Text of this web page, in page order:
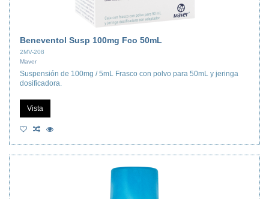
Beneventol Susp 100mg Fco 50mL
2MV-208
Maver
Suspensión de 100mg / 5mL Frasco con polvo para 50mL y jeringa
dosificadora.
Vista